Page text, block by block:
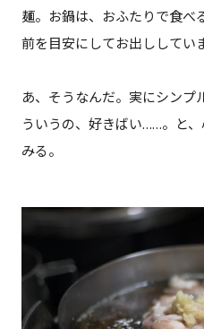
麺。お鍋は、おふたりで食べ
前を目安にしてお出ししてい
あ、そうなんだ。実にシンプ
ういうの、好きばい……。と
みる。